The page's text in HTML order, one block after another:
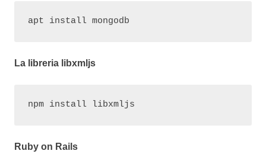
apt install mongodb
La libreria libxmljs
npm install libxmljs
Ruby on Rails